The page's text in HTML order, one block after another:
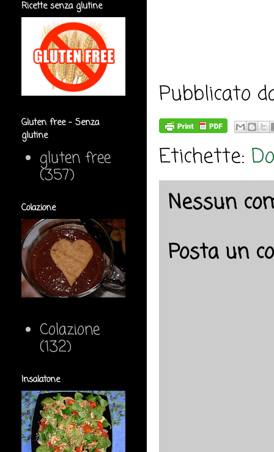
Pubblicato
Etichette:
Nessun
Posta un
Ricette senza glutine
Gluten free - Senza
glutine
gluten free
(357)
Colazione
Colazione
(132)
Insalatone